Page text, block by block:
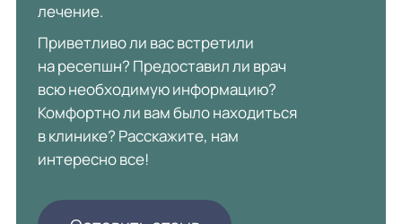
лечение.
Приветливо ли вас встретили
на ресепшн? Предоставил ли врач
всю необходимую информацию?
Комфортно ли вам было находиться
в клинике? Расскажите, нам
интересно все!